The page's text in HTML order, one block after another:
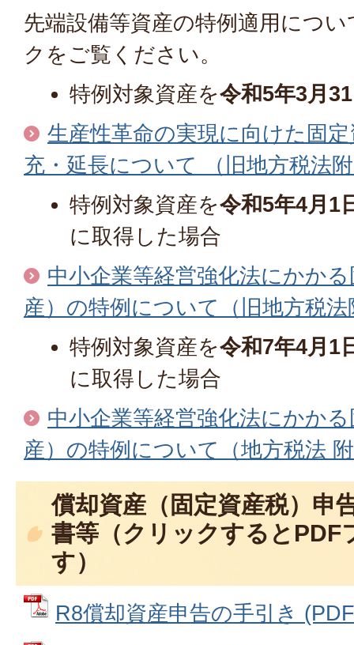
先端設備等資産の特例適用につ
クをご覧ください。
特例対象資産を令和5年3月
生産性革命の実現に向けた固
充・延長について （旧地方税法
特例対象資産を令和5年4月1
に取得した場合
中小企業等経営強化法にかか
産）の特例について（旧地方税
特例対象資産を令和7年4月1
に取得した場合
中小企業等経営強化法にかか
産）の特例について（地方税法
償却資産（固定資産税）申
書等（クリックするとPDF
す）
R8償却資産申告の手引き